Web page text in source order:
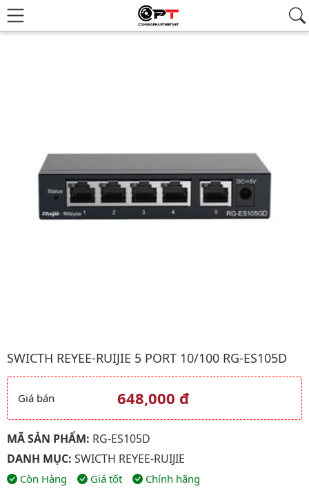
SWICTH REYEE-RUIJIE 5 PORT 10/100 RG-ES105D
Giá và khuyến mãi
Giá bán 648,000 đ
MÃ SẢN PHẨM: RG-ES105D
DANH MỤC: SWICTH REYEE-RUIJIE
Còn Hàng Giá tốt Chính hãng